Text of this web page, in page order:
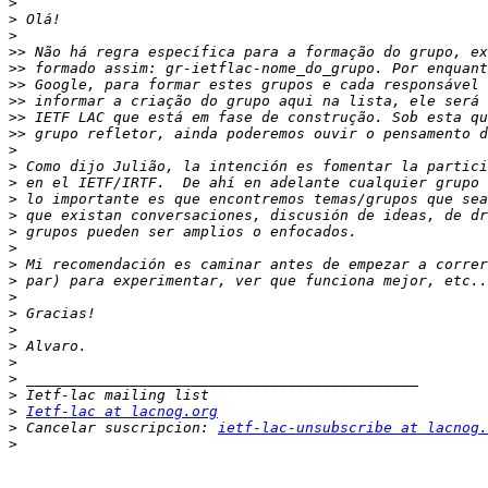
>
>
>>
>>
>>
>>
>>
>>
>
>
>
>
>
>
>
>
>
>
>
>
>
>
>
>
> Ietf-lac at lacnog.org
> Cancelar suscripcion: ietf-lac-unsubscribe at
>